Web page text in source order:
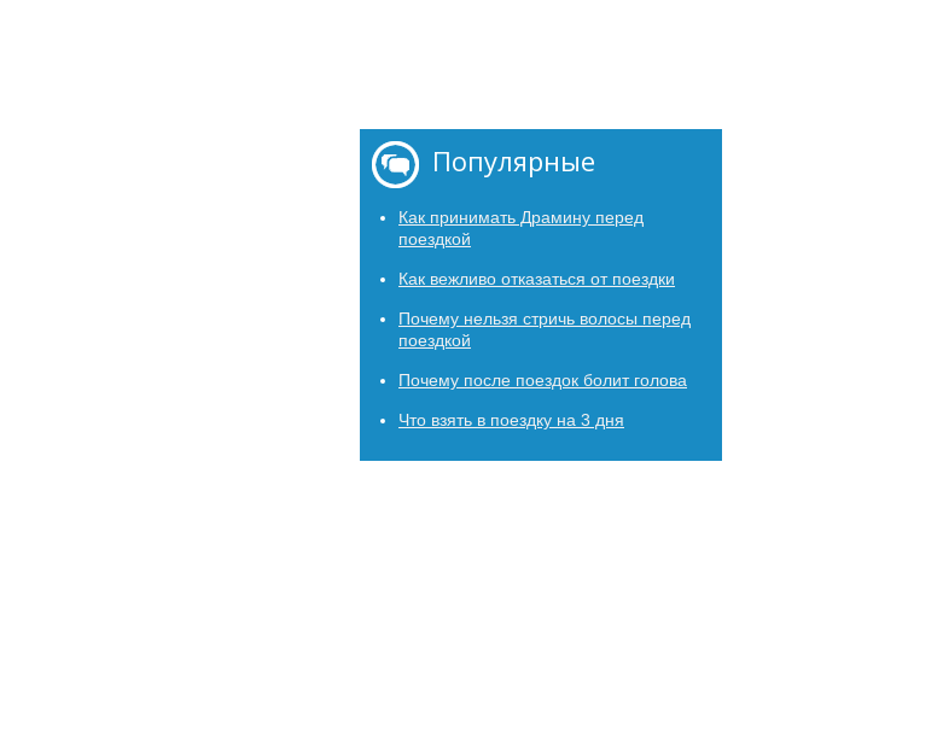
Популярные
Как принимать Драмину перед
поездкой
Как вежливо отказаться от поездки
Почему нельзя стричь волосы перед
поездкой
Почему после поездок болит голова
Что взять в поездку на 3 дня